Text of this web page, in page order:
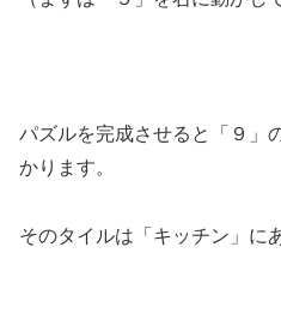
パズルを完成させると「９」
かります。
そのタイルは「キッチン」に